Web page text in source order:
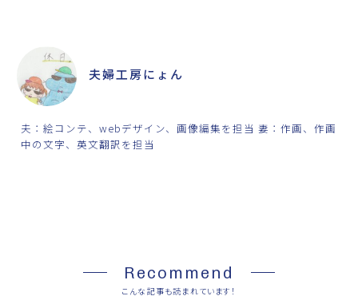
夫婦工房にょん
夫：絵コンテ、webデザイン、画像編集を担当 妻：作画、作画
中の文字、英文翻訳を担当
Recommend
こんな記事も読まれています！